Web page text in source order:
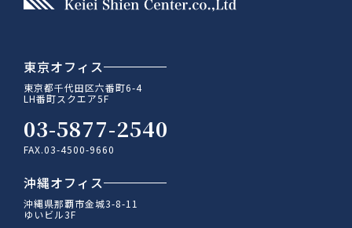
東京オフィス
東京都千代田区六番町6-4
LH番町スクエア5F
03-5877-2540
FAX.03-4500-9660
沖縄オフィス
沖縄県那覇市金城3-8-11
ゆいビル3F